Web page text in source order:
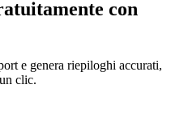
con
e genera riepiloghi accurati,
clic.